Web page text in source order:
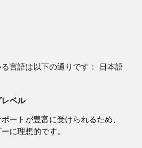
言語は以下の通りです： 日本語
ベル
ートが豊富に受けられるため、
に理想的です。